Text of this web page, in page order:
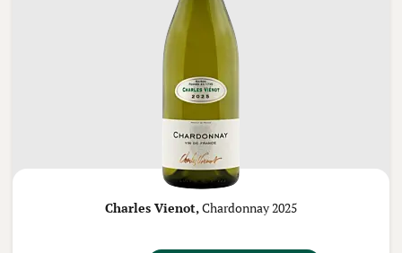
Charles Vienot, Chardonnay 2025